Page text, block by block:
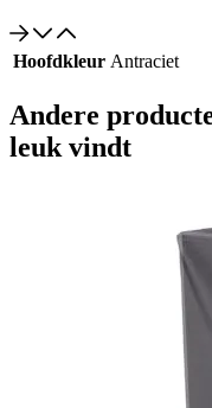
Hoofdkleur Antraciet
Andere
leuk vindt